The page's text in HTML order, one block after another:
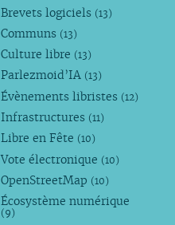
Brevets logiciels (13)
Communs (13)
Culture libre (13)
Parlezmoid’IA (13)
Évènements libristes (12)
Infrastructures (11)
Libre en Fête (10)
Vote électronique (10)
OpenStreetMap (10)
Écosystème numérique
(9)